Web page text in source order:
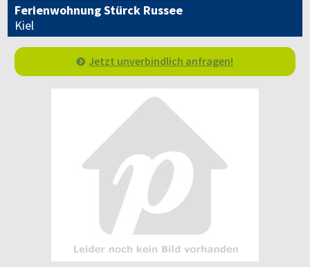
Ferienwohnung Stürck Russee
Kiel
Jetzt unverbindlich anfragen!